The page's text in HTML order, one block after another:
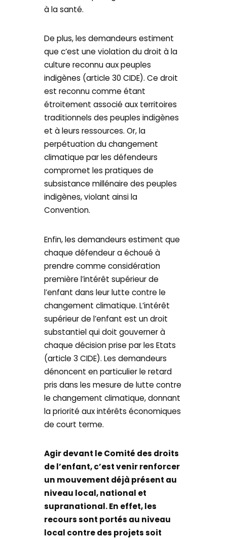
à la santé.
De plus, les demandeurs estiment
que c’est une violation du droit à la
culture reconnu aux peuples
indigènes (article 30 CIDE). Ce droit
est reconnu comme étant
étroitement associé aux territoires
traditionnels des peuples indigènes
et à leurs ressources. Or, la
perpétuation du changement
climatique par les défendeurs
compromet les pratiques de
subsistance millénaire des peuples
indigènes, violant ainsi la
Convention.
Enfin, les demandeurs estiment que
chaque défendeur a échoué à
prendre comme considération
première l’intérêt supérieur de
l’enfant dans leur lutte contre le
changement climatique. L’intérêt
supérieur de l’enfant est un droit
substantiel qui doit gouverner à
chaque décision prise par les Etats
(article 3 CIDE). Les demandeurs
dénoncent en particulier le retard
pris dans les mesure de lutte contre
le changement climatique, donnant
la priorité aux intérêts économiques
de court terme.
Agir devant le Comité des droits
de l’enfant, c’est venir renforcer
un mouvement déjà présent au
niveau local, national et
supranational. En effet, les
recours sont portés au niveau
local contre des projets soit